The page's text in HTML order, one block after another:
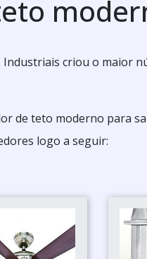
criou o maior
de teto moderno para
logo a seguir: